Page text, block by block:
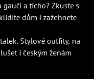
a ticho? Zkuste s
dům i zažehnete
Stylové outfity, na
i českým ženám